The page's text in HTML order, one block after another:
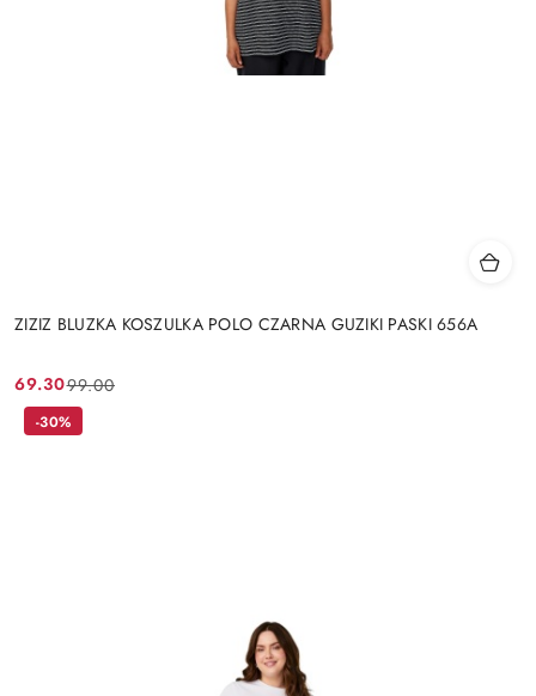
ZIZIZ BLUZKA KOSZULKA POLO CZARNA GUZIKI PASKI 656A
Cena
promocyjna:
69.30
Cena
przed
99.00
-30%